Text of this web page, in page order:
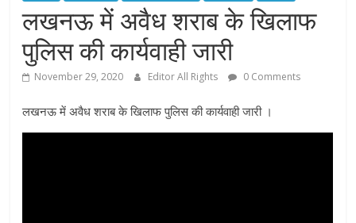
लखनऊ में अवैध शराब के खिलाफ
पुलिस की कार्यवाही जारी
November 29, 2020 Editor All Rights 0 Comments
लखनऊ में अवैध शराब के खिलाफ पुलिस की कार्यवाही जारी ।